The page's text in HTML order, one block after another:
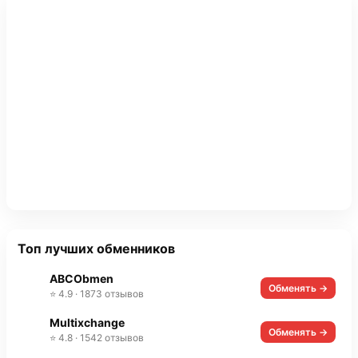
Топ лучших обменников
ABCObmen
⭐ 4.9 · 1873 отзывов Обменять →
Multixchange
⭐ 4.8 · 1542 отзывов Обменять →